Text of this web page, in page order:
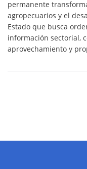
permanente
agropecuarios y el
Estado que busca
información sectorial,
aprovechamiento y